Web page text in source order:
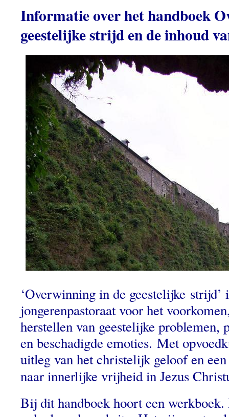
Informatie over het handboek
geestelijke strijd en de inhoud
‘Overwinning in de geestelijke strijd’
jongerenpastoraat voor het
herstellen van geestelijke
en beschadigde emoties. Met
uitleg van het christelijk geloof en
naar innerlijke vrijheid in Jezus
Bij dit handboek hoort een werkboek.